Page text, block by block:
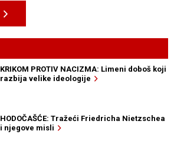
KRIKOM PROTIV NACIZMA: Limeni doboš koji
razbija velike ideologije
HODOČAŠĆE: Tražeći Friedricha Nietzschea
i njegove misli